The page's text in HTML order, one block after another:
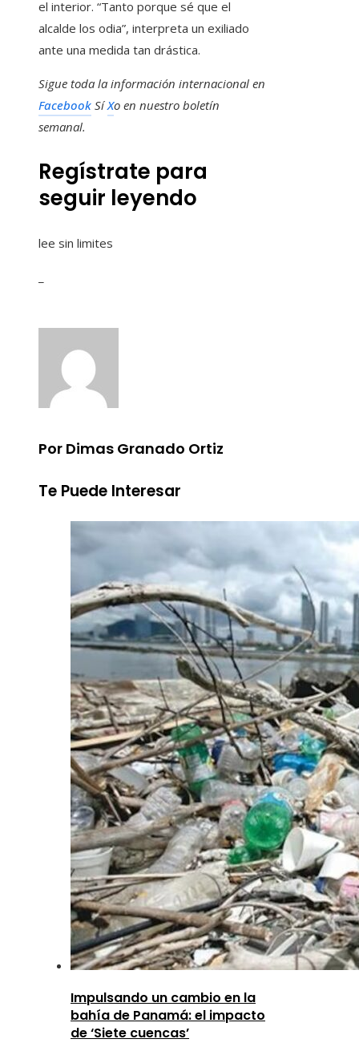
el interior. “Tanto porque sé que el
alcalde los odia”, interpreta un exiliado
ante una medida tan drástica.
Sigue toda la información internacional en
Facebook SíXo en nuestro boletín
semanal.
Regístrate para
seguir leyendo
lee sin limites
Por Dimas Granado Ortiz
Te Puede Interesar
Impulsando un cambio en la
bahía de Panamá: el impacto
de ‘Siete cuencas’